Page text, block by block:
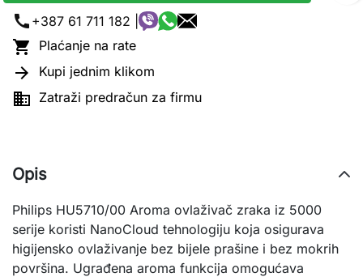
call +387 61 711 182 |
 Plaćanje na rate
 Kupi jednim klikom
 Zatraži predračun za firmu
Opis
Philips HU5710/00 Aroma ovlaživač zraka iz 5000
serije koristi NanoCloud tehnologiju koja osigurava
higijensko ovlaživanje bez bijele prašine i bez mokrih
površina. Ugrađena aroma funkcija omogućava